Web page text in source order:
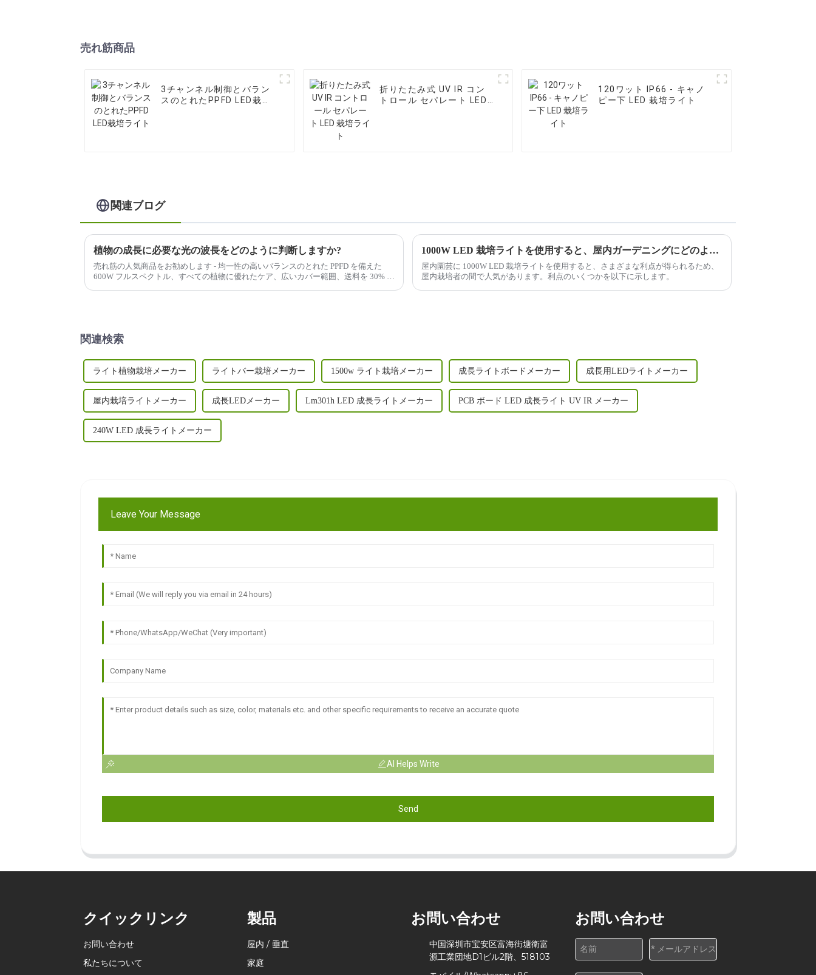
売れ筋商品
3チャンネル制御とバラン
スのとれたPPFD LED栽培
折りたたみ式 UV IR コン
トロール セパレート LED
120ワット IP66 - キャノ
ピー下 LED 栽培ライト
関連ブログ
植物の成長に必要な光の波長をどのように判断しますか?
売れ筋の人気商品をお勧めします - 均一性の高いバランスのとれた PPFD を備えた
600W フルスペクトル、すべての植物に優れたケア、広いカバー範囲、送料を 30% 以
1000W LED 栽培ライトを使用すると、屋内ガーデニングにどのような利点がありますか?
屋内園芸に 1000W LED 栽培ライトを使用すると、さまざまな利点が得られるため、
屋内栽培者の間で人気があります。利点のいくつかを以下に示します。
関連検索
ライト植物栽培メーカー ライトバー栽培メーカー 1500w ライト栽培メーカー 成長ライトボードメーカー 成長用LEDライトメーカー
屋内栽培ライトメーカー 成長LEDメーカー Lm301h LED 成長ライトメーカー PCB ボード LED 成長ライト UV IR メーカー
240W LED 成長ライトメーカー
Leave Your Message
AI Helps Write
Send
クイックリンク
お問い合わせ
私たちについて
製品
屋内 / 垂直
家庭
お問い合わせ
中国深圳市宝安区富海街塘衛富
源工業団地D1ビル2階、518103
お問い合わせ